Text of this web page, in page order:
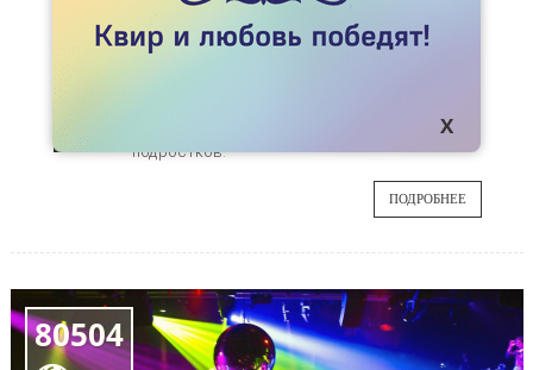
АРУЖАН САИН
27
просьбой поднять тему беззащитности ЛГБТ-
подростков.
ПОДРОБНЕЕ
80504